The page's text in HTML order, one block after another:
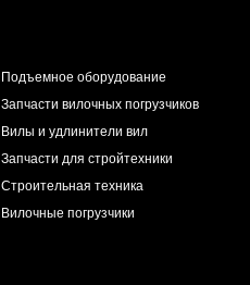
Подъемное оборудование
Запчасти вилочных погрузчиков
Вилы и удлинители вил
Запчасти для стройтехники
Строительная техника
Вилочные погрузчики